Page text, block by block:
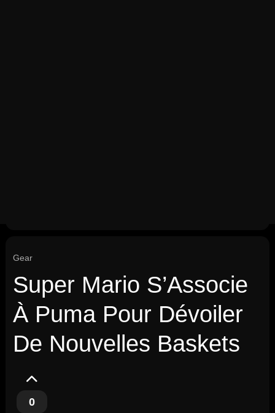
Gear
Super Mario S’Associe
À Puma Pour Dévoiler
De Nouvelles Baskets
0